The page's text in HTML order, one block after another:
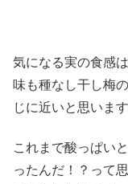
気になる実の食感
味も種なし干し梅
じに近いと思います
これまで酸っぱい
ったんだ！？って